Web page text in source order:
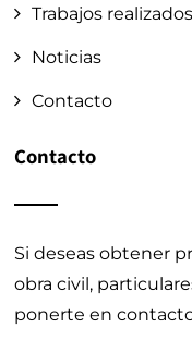
Trabajos realizados
Noticias
Contacto
Contacto
Si deseas obtener
obra civil,
ponerte en